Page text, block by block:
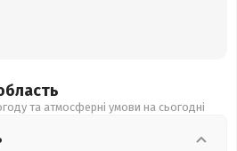
та атмосферні умови на сьогодні